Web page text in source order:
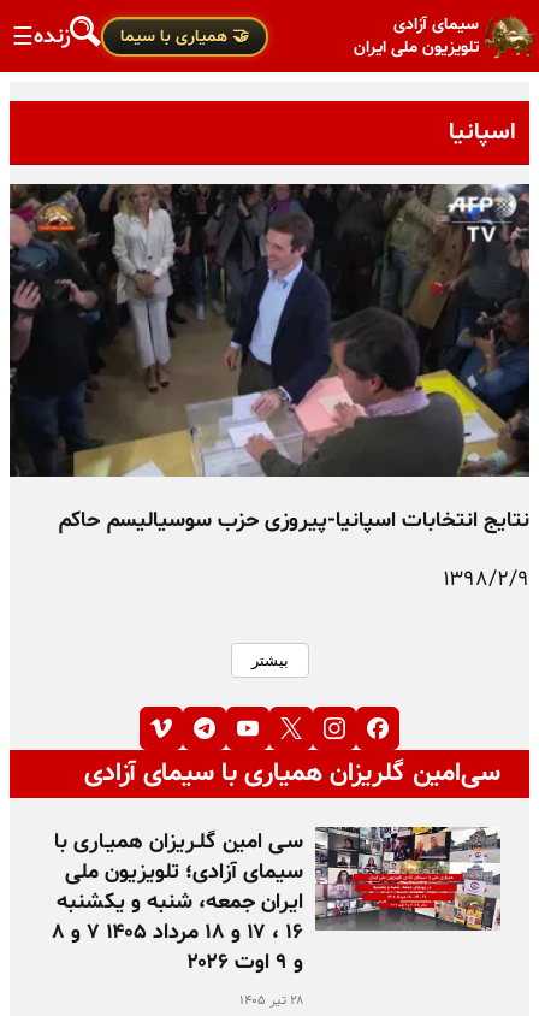
سیمای آزادی
تلویزیون ملی ایران
🤝 همیاری با سیما زنده☰
اسپانیا
نتایج انتخابات اسپانیا-پیروزی حزب سوسیالیسم حاکم
۱۳۹۸/۲/۹
بیشتر
سی‌امین گلریزان همیاری با سیمای آزادی
سـی امین گلـریزان همیـاری با
سیمای آزادی؛ تلویزیون ملی
ایران جمعه، شنبه و یکشنبه
۱۶ ، ۱۷ و ۱۸ مرداد ۱۴۰۵ ۷ و ۸
و ۹ اوت ۲۰۲۶
۲۸ تیر ۱۴۰۵